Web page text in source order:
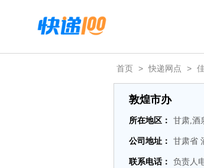
首页 > 快递网点 >
敦煌市办
所在地区： 甘肃,酒
公司地址： 甘肃省
联系电话： 负责人